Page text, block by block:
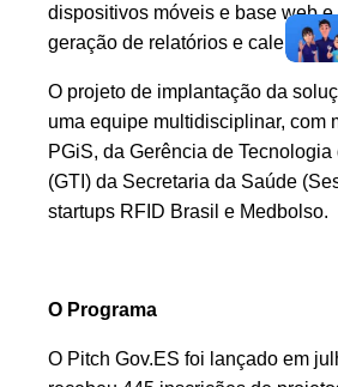
dispositivos móveis e base web e
geração de relatórios e
O projeto de implantação da
uma equipe multidisciplinar, com
PGiS, da Gerência de Tecnologia
(GTI) da Secretaria da Saúde
startups RFID Brasil e Medbolso.
O Programa
O Pitch Gov.ES foi lançado em